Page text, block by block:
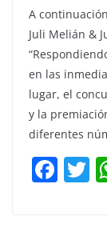
A
Juli Melián &
en las
lugar, el
y la
diferentes
F T